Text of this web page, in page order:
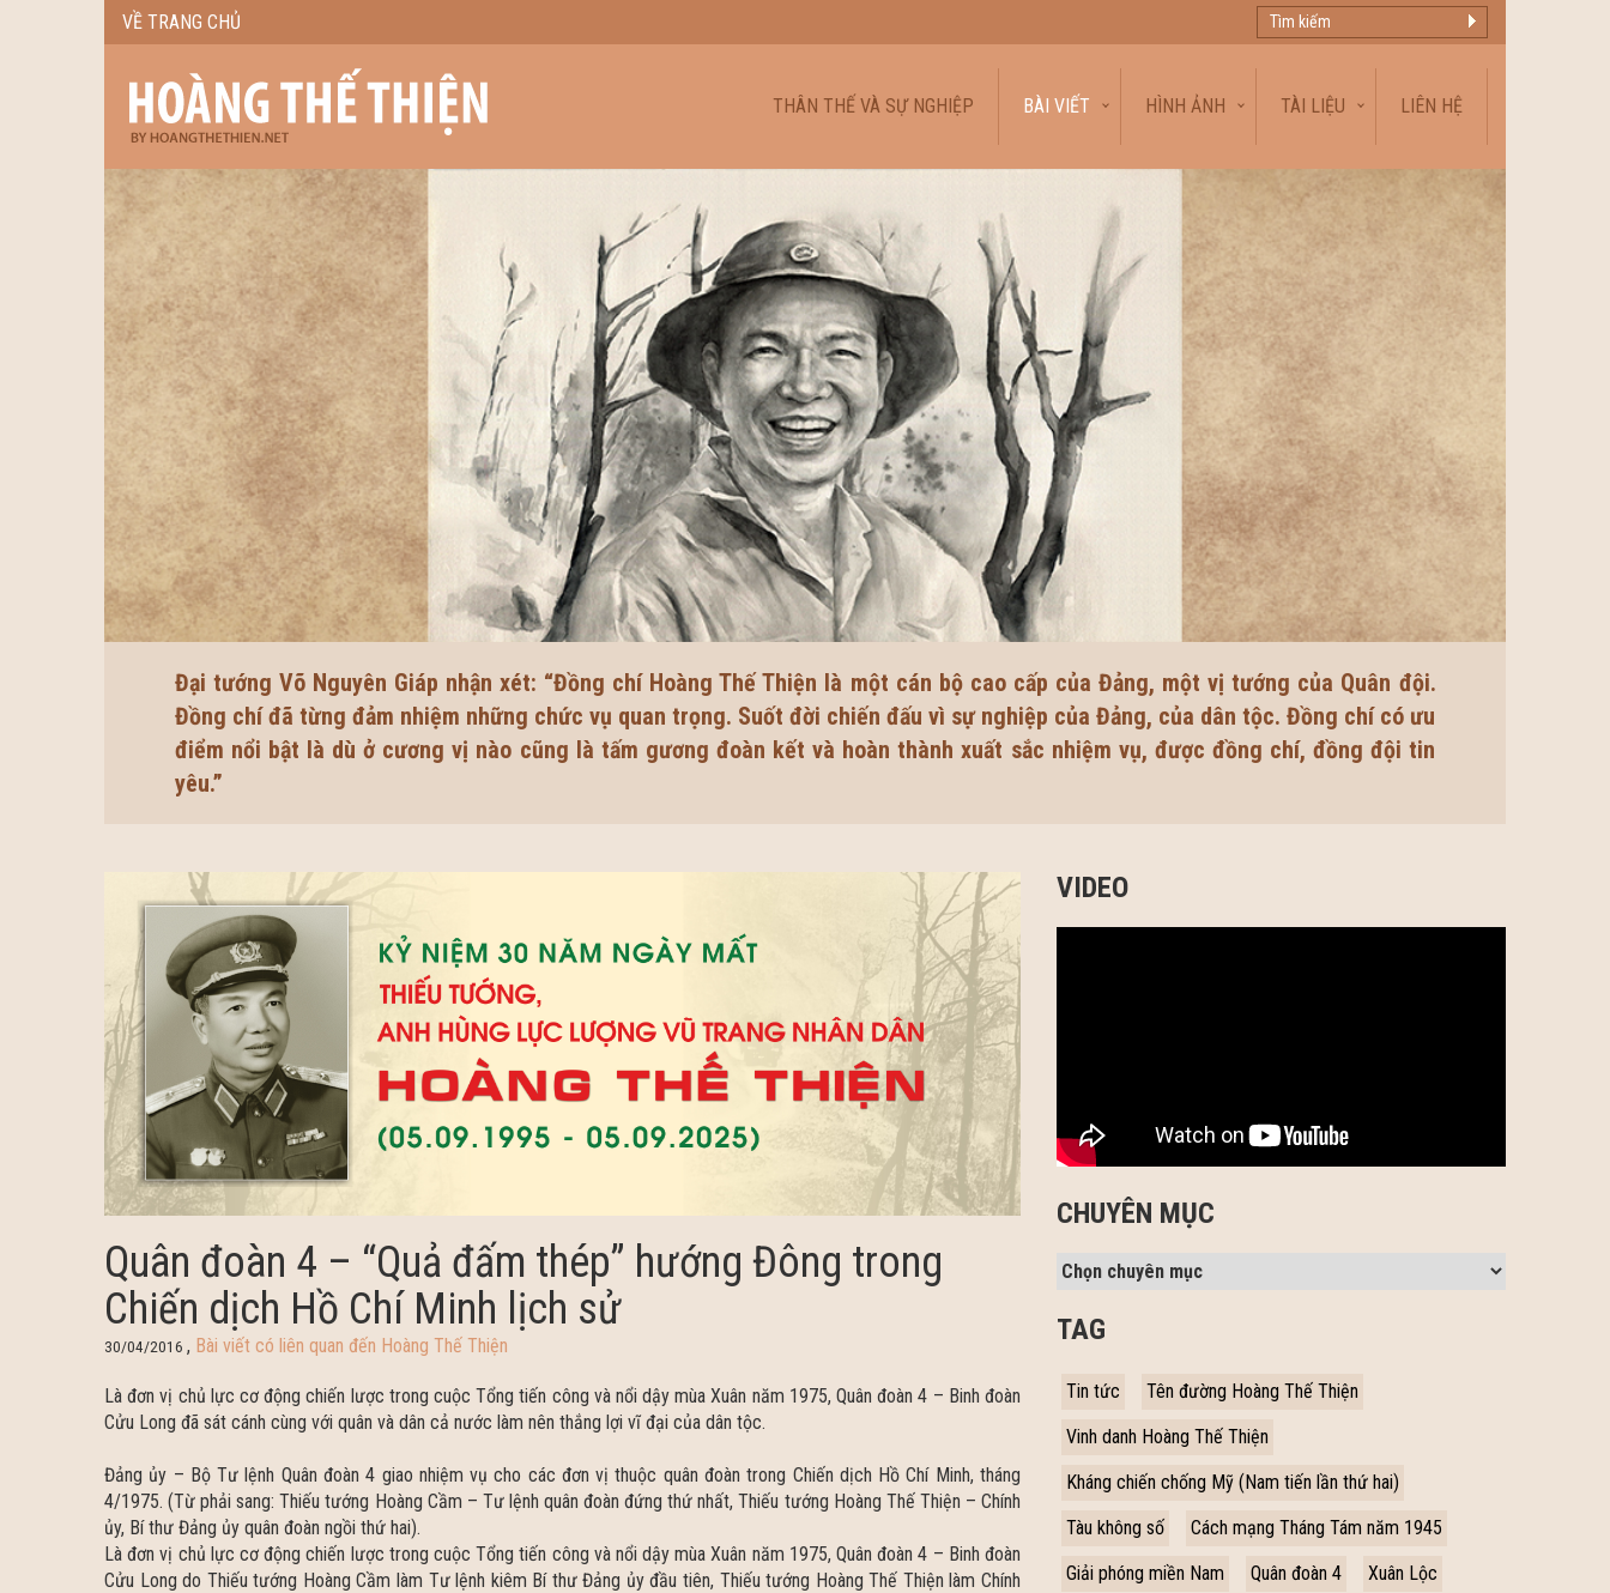
VỀ TRANG CHỦ
THÂN THẾ VÀ SỰ NGHIỆP BÀI VIẾT HÌNH ẢNH TÀI LIỆU LIÊN HỆ
Đại tướng Võ Nguyên Giáp nhận xét: “Đồng chí Hoàng Thế Thiện là một cán bộ cao cấp của Đảng, một vị tướng của Quân đội.
Đồng chí đã từng đảm nhiệm những chức vụ quan trọng. Suốt đời chiến đấu vì sự nghiệp của Đảng, của dân tộc. Đồng chí có ưu
điểm nổi bật là dù ở cương vị nào cũng là tấm gương đoàn kết và hoàn thành xuất sắc nhiệm vụ, được đồng chí, đồng đội tin
yêu.”
Quân đoàn 4 – “Quả đấm thép” hướng Đông trong
Chiến dịch Hồ Chí Minh lịch sử
30/04/2016 , Bài viết có liên quan đến Hoàng Thế Thiện
Là đơn vị chủ lực cơ động chiến lược trong cuộc Tổng tiến công và nổi dậy mùa Xuân năm 1975, Quân đoàn 4 – Binh đoàn
Cửu Long đã sát cánh cùng với quân và dân cả nước làm nên thắng lợi vĩ đại của dân tộc.
Đảng ủy – Bộ Tư lệnh Quân đoàn 4 giao nhiệm vụ cho các đơn vị thuộc quân đoàn trong Chiến dịch Hồ Chí Minh, tháng
4/1975. (Từ phải sang: Thiếu tướng Hoàng Cầm – Tư lệnh quân đoàn đứng thứ nhất, Thiếu tướng Hoàng Thế Thiện – Chính
ủy, Bí thư Đảng ủy quân đoàn ngồi thứ hai).
Là đơn vị chủ lực cơ động chiến lược trong cuộc Tổng tiến công và nổi dậy mùa Xuân năm 1975, Quân đoàn 4 – Binh đoàn
Cửu Long do Thiếu tướng Hoàng Cầm làm Tư lệnh kiêm Bí thư Đảng ủy đầu tiên, Thiếu tướng Hoàng Thế Thiện làm Chính
VIDEO
CHUYÊN MỤC
TAG
Tin tức
Tên đường Hoàng Thế Thiện
Vinh danh Hoàng Thế Thiện
Kháng chiến chống Mỹ (Nam tiến lần thứ hai)
Tàu không số
Cách mạng Tháng Tám năm 1945
Giải phóng miền Nam
Quân đoàn 4
Xuân Lộc